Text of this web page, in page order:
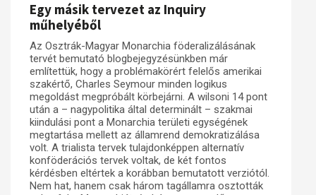
Egy másik tervezet az Inquiry
műhelyéből
Az Osztrák-Magyar Monarchia föderalizálásának
tervét bemutató blogbejegyzésünkben már
említettük, hogy a problémakörért felelős amerikai
szakértő, Charles Seymour minden logikus
megoldást megpróbált körbejárni. A wilsoni 14 pont
után a – nagypolitika által determinált – szakmai
kiindulási pont a Monarchia területi egységének
megtartása mellett az államrend demokratizálása
volt. A trialista tervek tulajdonképpen alternatív
konföderációs tervek voltak, de két fontos
kérdésben eltértek a korábban bemutatott verziótól.
Nem hat, hanem csak három tagállamra osztották